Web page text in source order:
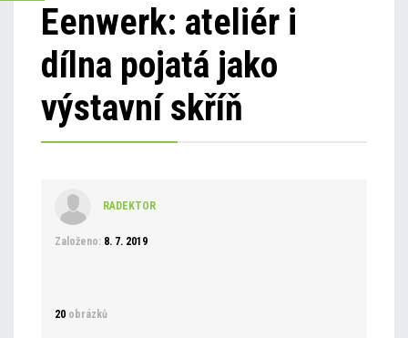
Eenwerk: ateliér i
dílna pojatá jako
výstavní skříň
RADEKTOR
Založeno: 8. 7. 2019
20 obrázků